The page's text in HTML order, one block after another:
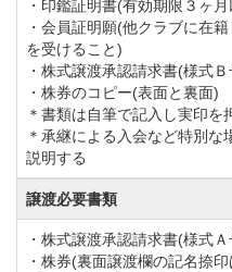
・印鑑証明書(有効期限３ヶ
・会員証明願(他クラブに在
を受けること)
・株式譲渡承認請求書(様式
・株券のコピー(表面と裏面)
＊書類は自筆で記入し実印を
＊承継による入会など特別
説明する
譲渡必要書類
・株式譲渡承認請求書(様式
・株券(裏面譲渡欄の記名捺